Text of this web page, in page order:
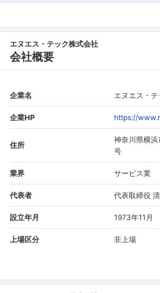
エヌエス・テック株式会社
会社概要
企業名 エヌエス・
企業HP https://
住所
神奈川県横
号
業界 サービス業
代表者 代表取締役
設立年月 1973年11月
上場区分 非上場